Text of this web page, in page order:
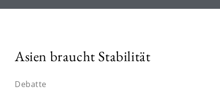
Asien braucht Stabilität
Debatte